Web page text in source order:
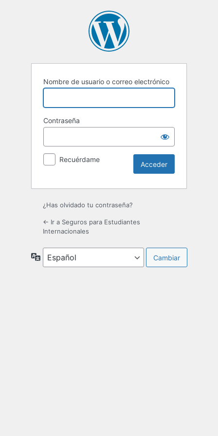
Nombre de usuario o correo electrónico
Contraseña
Recuérdame
¿Has olvidado tu contraseña?
← Ir a Seguros para Estudiantes
Internacionales
Idioma